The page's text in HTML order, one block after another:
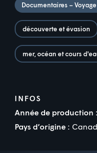
Documentaires –
découverte et évasion
mer, océan et cours
INFOS
Année de production :
Pays d’origine :